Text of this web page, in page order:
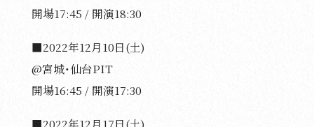
開場17:45 / 開演18:30
■2022年12月10日(土)
@宮城・仙台PIT
開場16:45 / 開演17:30
■2022年12月17日(土)